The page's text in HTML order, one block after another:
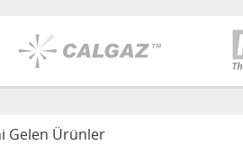
Gelen Ürünler